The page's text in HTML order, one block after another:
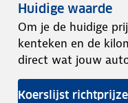
Huidige waarde
Om je de huidige
kenteken en de
direct wat jouw
Koerslijst